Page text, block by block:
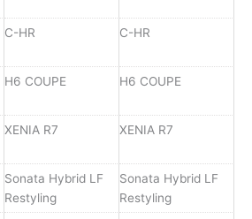
C-HR C-HR
H6 COUPE H6 COUPE
XENIA R7 XENIA R7
Sonata Hybrid LF
Restyling
Sonata Hybrid LF
Restyling